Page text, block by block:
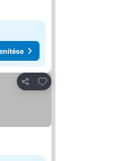
Megosztás
Hozzáadás a kedvencekhez